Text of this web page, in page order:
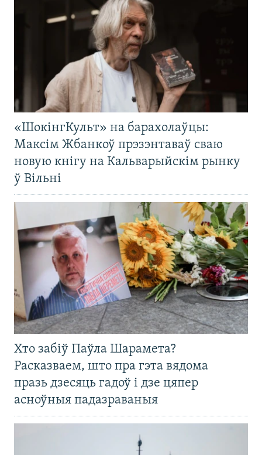
«ШокінгКульт» на барахолаўцы:
Максім Жбанкоў прэзэнтаваў сваю
новую кнігу на Кальварыйскім рынку
ў Вільні
Хто забіў Паўла Шарамета?
Расказваем, што пра гэта вядома
празь дзесяць гадоў і дзе цяпер
асноўныя падазраваныя